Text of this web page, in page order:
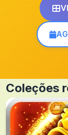
Coleções